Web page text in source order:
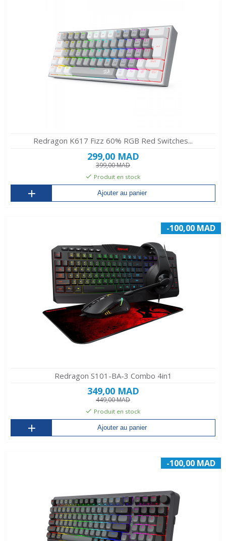
Redragon K617 Fizz 60% RGB Red Switches...
299,00 MAD
399,00 MAD
Produit en stock
Ajouter au panier
-100,00 MAD
Redragon S101-BA-3 Combo 4in1
349,00 MAD
449,00 MAD
Produit en stock
Ajouter au panier
-100,00 MAD